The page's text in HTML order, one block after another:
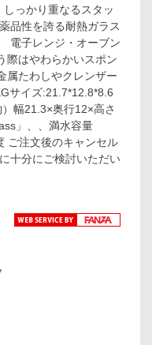
っかり重なるスタッ
品性を誇る耐熱ガラス
電子レンジ・オーブン
際はやわらかいスポン
属たわしやクレンザー
サイズ:21.7*12.8*8.6
幅21.3×奥行12×高さ
」、、満水容量
ご注文後のキャンセル
十分にご検討いただい